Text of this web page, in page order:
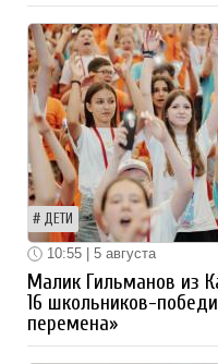
ДЕТИ
10:55 | 5 августа
Малик Гильманов из
16 школьников-
перемена»